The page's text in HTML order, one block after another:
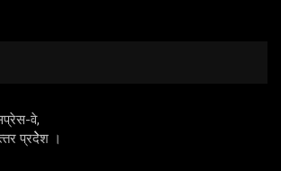
वे,
प्रदेेेेश ।